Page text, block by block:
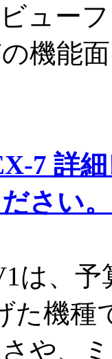
ュー
機能
7 詳
さい
は、予
た機種
や、